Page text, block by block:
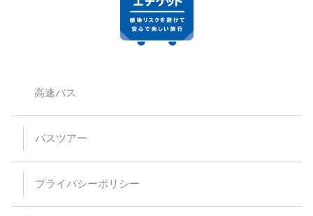
高速バス
バスツアー
プライバシーポリシー